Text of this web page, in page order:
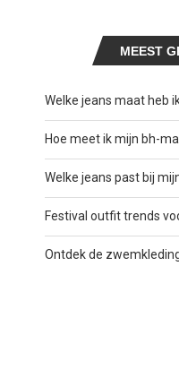
MEEST
Welke jeans maat heb
Hoe meet ik mijn bh-
Welke jeans past bij
Festival outfit trends
Ontdek de